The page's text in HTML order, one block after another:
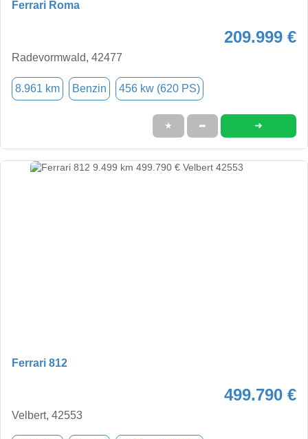
Ferrari Roma
209.999 €
Radevormwald, 42477
8.961 km Benzin 456 kw (620 PS)
★ ➦ ➜
Ferrari 812
499.790 €
Velbert, 42553